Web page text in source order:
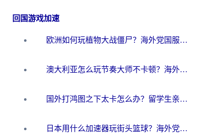
回国游戏加速
欧洲如何玩植物大战僵尸？海外党国服游戏加速避坑指南（附实测对比）
澳大利亚怎么玩节奏大师不卡顿？海外党国服游戏加速终极指南
国外打鸿图之下太卡怎么办？留学生亲测有效的国服游戏加速方案
日本用什么加速器玩街头篮球？海外党国服游戏不卡顿的终极攻略